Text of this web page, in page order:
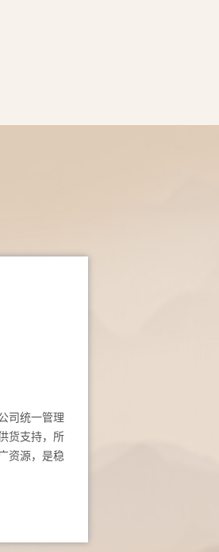
司统一管理
货支持，所
资源，是稳